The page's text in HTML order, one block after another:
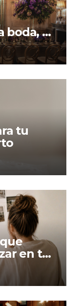
boda, al
tu
en tu